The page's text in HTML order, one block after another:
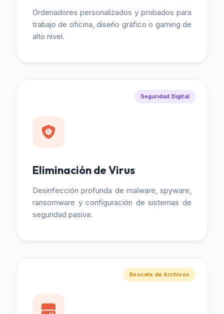
Ordenadores personalizados y probados para
trabajo de oficina, diseño gráfico o gaming de
alto nivel.
Seguridad Digital
Eliminación de Virus
Desinfección profunda de malware, spyware,
ransomware y configuración de sistemas de
seguridad pasiva.
Rescate de Archivos